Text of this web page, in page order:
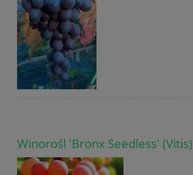
Winorośl 'Bronx Seedless' (Vitis)